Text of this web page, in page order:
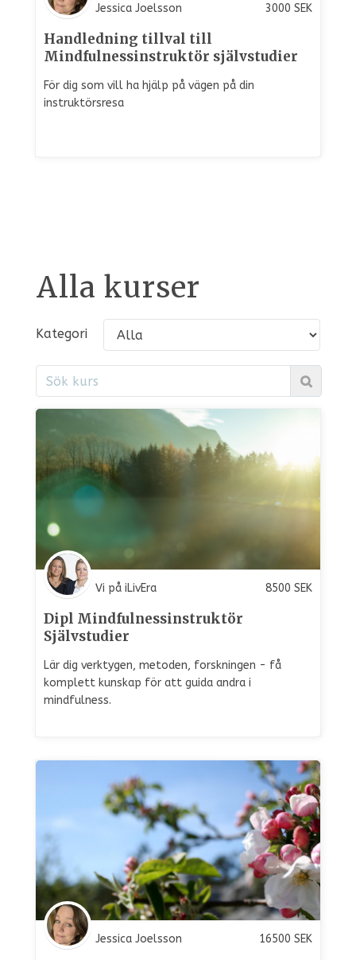
Jessica Joelsson 3000 SEK
Handledning tillval till
Mindfulnessinstruktör självstudier
För dig som vill ha hjälp på vägen på din
instruktörsresa
Alla kurser
Kategori
Vi på iLivEra 8500 SEK
Dipl Mindfulnessinstruktör
Självstudier
Lär dig verktygen, metoden, forskningen - få
komplett kunskap för att guida andra i
mindfulness.
Jessica Joelsson 16500 SEK